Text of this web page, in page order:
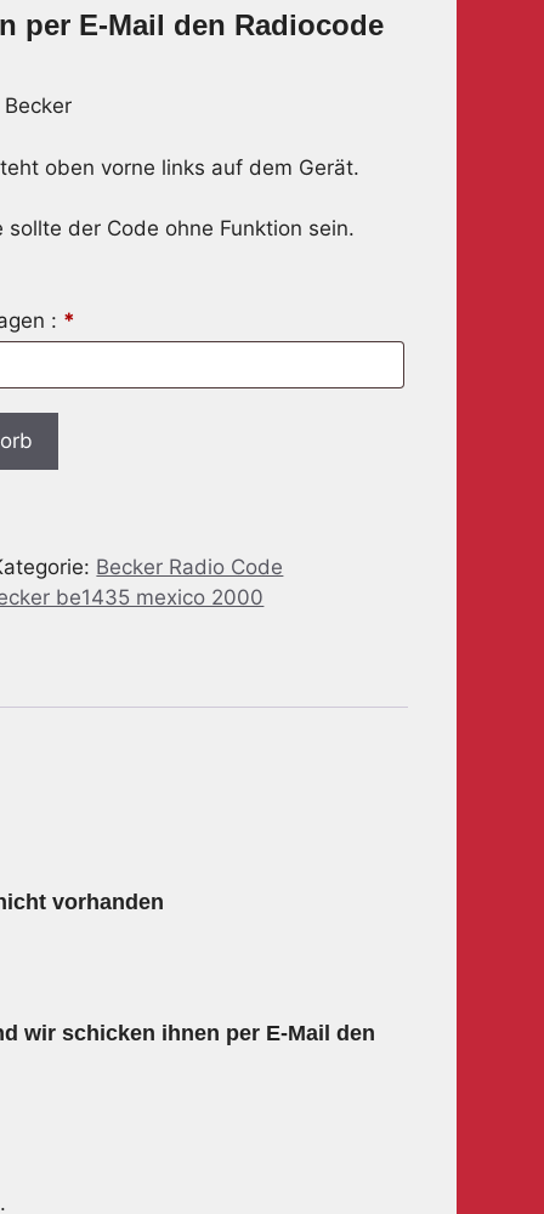
per E-Mail den Radiocode
oben vorne links auf dem Gerät.
der Code ohne Funktion sein.
: *
Becker Radio Code
be1435 mexico 2000
vorhanden
wir schicken ihnen per E-Mail den